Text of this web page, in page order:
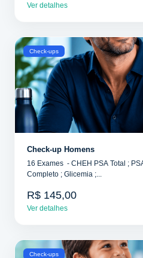
Ver detalhes
Check-ups
Check-up Homens
16 Exames - CHEH PSA Total ; PSA LIVRE ; Hemograma
Completo ; Glicemia ;...
R$ 145,00
Ver detalhes
Check-ups